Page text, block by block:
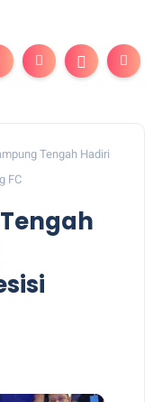
Tengah Hadiri
FC